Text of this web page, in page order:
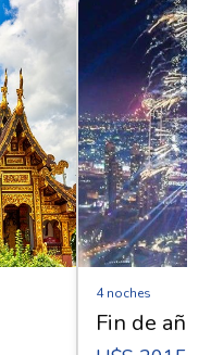
4 noches
Fin de año